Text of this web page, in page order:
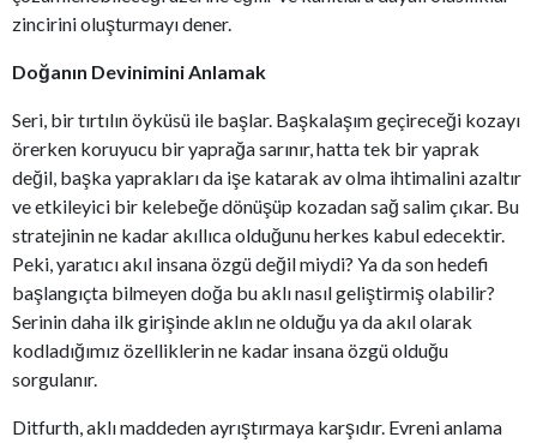
zincirini oluşturmayı dener.
Doğanın Devinimini Anlamak
Seri, bir tırtılın öyküsü ile başlar. Başkalaşım geçireceği kozayı
örerken koruyucu bir yaprağa sarınır, hatta tek bir yaprak
değil, başka yaprakları da işe katarak av olma ihtimalini azaltır
ve etkileyici bir kelebeğe dönüşüp kozadan sağ salim çıkar. Bu
stratejinin ne kadar akıllıca olduğunu herkes kabul edecektir.
Peki, yaratıcı akıl insana özgü değil miydi? Ya da son hedefi
başlangıçta bilmeyen doğa bu aklı nasıl geliştirmiş olabilir?
Serinin daha ilk girişinde aklın ne olduğu ya da akıl olarak
kodladığımız özelliklerin ne kadar insana özgü olduğu
sorgulanır.
Ditfurth, aklı maddeden ayrıştırmaya karşıdır. Evreni anlama